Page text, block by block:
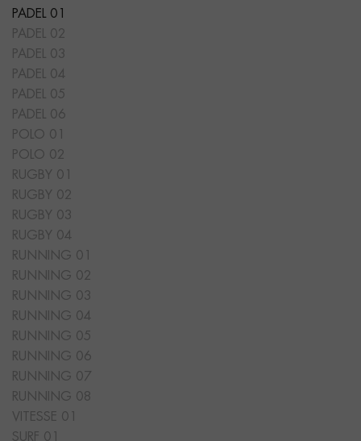
PADEL 01
PADEL 02
PADEL 03
PADEL 04
PADEL 05
PADEL 06
POLO 01
POLO 02
RUGBY 01
RUGBY 02
RUGBY 03
RUGBY 04
RUNNING 01
RUNNING 02
RUNNING 03
RUNNING 04
RUNNING 05
RUNNING 06
RUNNING 07
RUNNING 08
VITESSE 01
SURF 01